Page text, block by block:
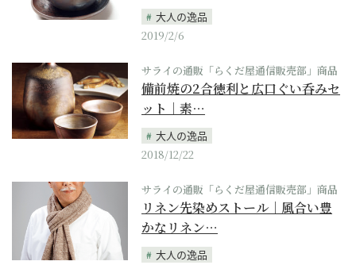
大人の逸品
2019/2/6
サライの通販「らくだ屋通信販売部」商品
備前焼の2合徳利と広口ぐい呑みセ
ット｜素…
大人の逸品
2018/12/22
サライの通販「らくだ屋通信販売部」商品
リネン先染めストール｜風合い豊
かなリネン…
大人の逸品